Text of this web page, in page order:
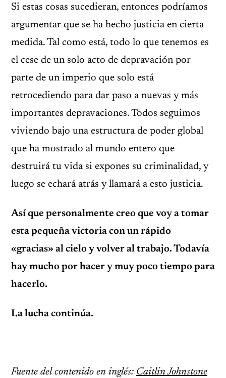
Si estas cosas sucedieran, entonces podríamos
argumentar que se ha hecho justicia en cierta
medida. Tal como está, todo lo que tenemos es
el cese de un solo acto de depravación por
parte de un imperio que solo está
retrocediendo para dar paso a nuevas y más
importantes depravaciones. Todos seguimos
viviendo bajo una estructura de poder global
que ha mostrado al mundo entero que
destruirá tu vida si expones su criminalidad, y
luego se echará atrás y llamará a esto justicia.
Así que personalmente creo que voy a tomar
esta pequeña victoria con un rápido
«gracias» al cielo y volver al trabajo. Todavía
hay mucho por hacer y muy poco tiempo para
hacerlo.
La lucha continúa.
Fuente del contenido en inglés: Caitlin Johnstone